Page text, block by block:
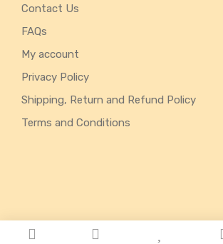
Contact Us
FAQs
My account
Privacy Policy
Shipping, Return and Refund Policy
Terms and Conditions